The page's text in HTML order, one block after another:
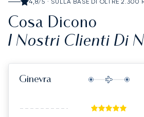
4,8/5 · SULLA BASE DI OLTRE 2.300
Cosa Dicono
I Nostri Clienti Di
Ginevra